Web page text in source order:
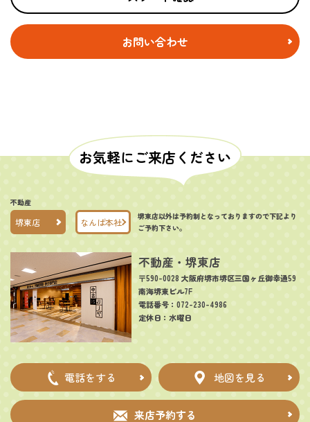
お問い合わせ
お気軽にご来店ください
不動産
堺東店 なんば本社
堺東店以外は予約制となっておりますので下記より
ご予約下さい。
不動産・堺東店
〒590-0028 大阪府堺市堺区三国ヶ丘御幸通59
南海堺東ビル7F
電話番号：072-230-4986
定休日：水曜日
電話をする 地図を見る
来店予約する